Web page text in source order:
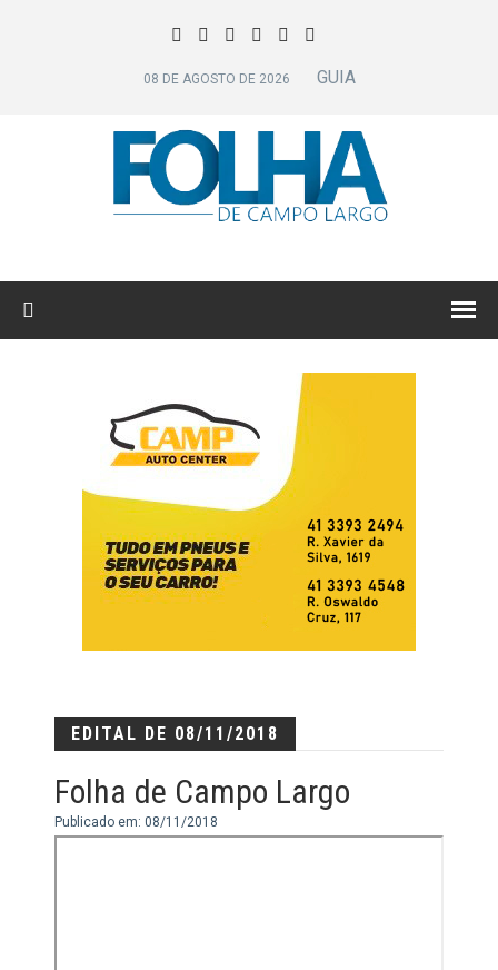
08 DE AGOSTO DE 2026 GUIA
EDITAL DE 08/11/2018
Folha de Campo Largo
Publicado em: 08/11/2018